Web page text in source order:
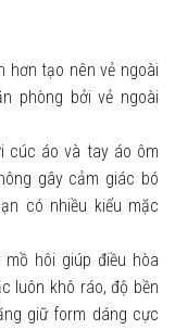
hơn tạo nên vẻ ngoài
phòng bởi vẻ ngoài
cúc áo và tay áo ôm
gây cảm giác bó
có nhiều kiểu mặc
hôi giúp điều hòa
luôn khô ráo, độ bền
giữ form dáng cực